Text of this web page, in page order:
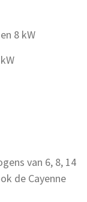
8 kW
van 6, 8, 14
de Cayenne